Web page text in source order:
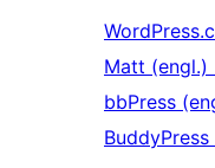
Matt (engl.)
bbPress
BuddyPress